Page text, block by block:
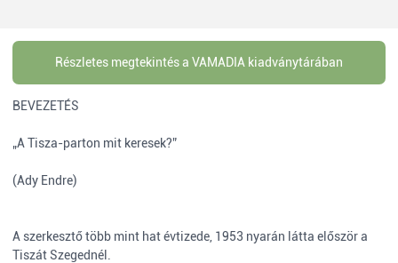
Részletes megtekintés a VAMADIA kiadványtárában
BEVEZETÉS
„A Tisza-parton mit keresek?”
(Ady Endre)
A szerkesztő több mint hat évtizede, 1953 nyarán látta először a
Tiszát Szegednél.